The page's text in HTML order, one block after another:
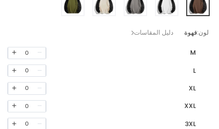
لون:قهوة دليل المقاسات
M
0
L
0
XL
0
XXL
0
3XL
0